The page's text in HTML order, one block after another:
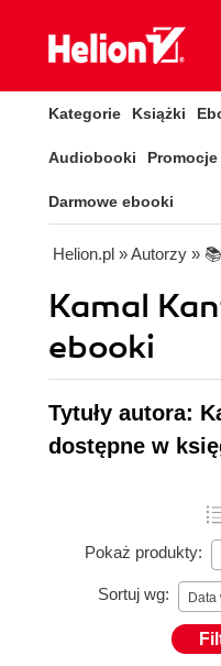
Kategorie Książki
Audiobooki Promocje
Darmowe ebooki
Helion.pl » Autorzy » 📚
Kamal
ebooki
Tytuły autora:
dostępne w
Pokaż produkty:
Sortuj wg: Data